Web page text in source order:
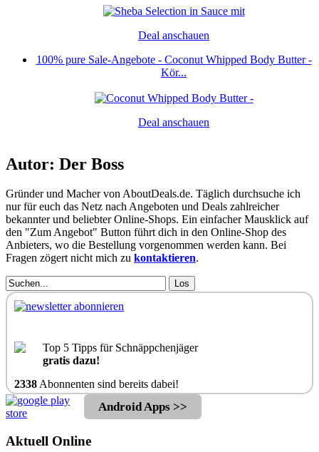
Deal anschauen
100% pure Sale-Angebote - Coconut Whipped Body Butter -
Kör...
Deal anschauen
Autor: Der Boss
Gründer und Macher von AboutDeals.de. Täglich durchsuche ich
nur für euch das Netz nach Angeboten und Deals zahlreicher
bekannter und beliebter Online-Shops. Ein einfacher Mausklick auf
den "Zum Angebot" Button führt dich in den Online-Shop des
Anbieters, wo die Bestellung vorgenommen werden kann. Bei
Fragen zögert nicht mich zu kontaktieren.
Los
Top 5 Tipps für Schnäppchenjäger
gratis dazu!
2338Abonnenten sind bereits dabei!
Android Apps >>
Aktuell Online